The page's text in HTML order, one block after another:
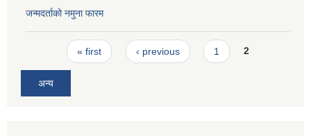
जन्मदर्ताको नमुना फारम
Pages« first ‹ previous 1 2
अन्य